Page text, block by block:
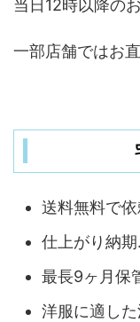
当日12時以降の
一部店舗ではお
送料無料で
仕上がり納
最長9ヶ月保
洋服に適した